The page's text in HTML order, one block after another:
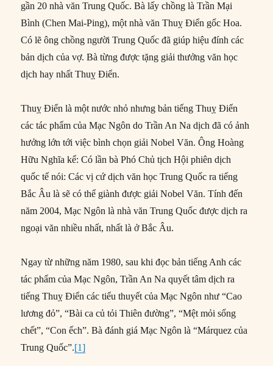
gần 20 nhà văn Trung Quốc. Bà lấy chồng là Trần Mại
Bình (Chen Mai-Ping), một nhà văn Thuỵ Điển gốc Hoa.
Có lẽ ông chồng người Trung Quốc đã giúp hiệu đính các
bản dịch của vợ. Bà từng được tặng giải thưởng văn học
dịch hay nhất Thuỵ Điển.
Thuỵ Điển là một nước nhỏ nhưng bản tiếng Thuỵ Điển
các tác phẩm của Mạc Ngôn do Trần An Na dịch đã có ảnh
hưởng lớn tới việc bình chọn giải Nobel Văn. Ông Hoàng
Hữu Nghĩa kể: Có lần bà Phó Chủ tịch Hội phiên dịch
quốc tế nói: Các vị cứ dịch văn học Trung Quốc ra tiếng
Bắc Âu là sẽ có thể giành được giải Nobel Văn. Tính đến
năm 2004, Mạc Ngôn là nhà văn Trung Quốc được dịch ra
ngoại văn nhiều nhất, nhất là ở Bắc Âu.
Ngay từ những năm 1980, sau khi đọc bản tiếng Anh các
tác phẩm của Mạc Ngôn, Trần An Na quyết tâm dịch ra
tiếng Thuỵ Điển các tiểu thuyết của Mạc Ngôn như “Cao
lương đỏ”, “Bài ca củ tỏi Thiên đường”, “Mệt mỏi sống
chết”, “Con ếch”. Bà đánh giá Mạc Ngôn là “Márquez của
Trung Quốc”.[1]